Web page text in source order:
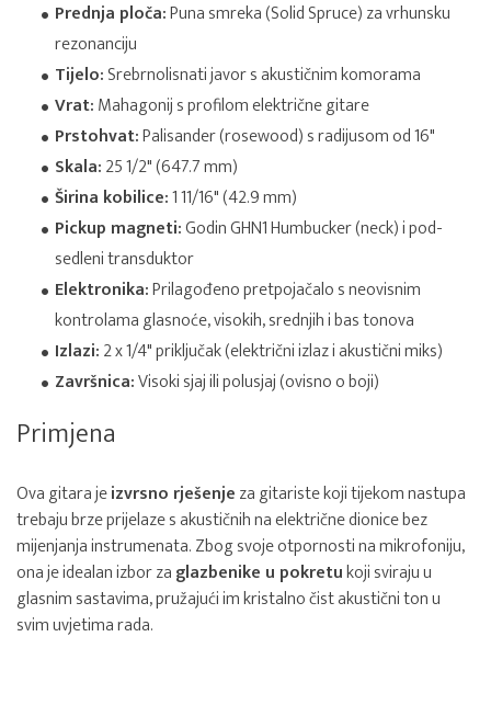
Prednja ploča:Puna smreka (Solid Spruce) za vrhunsku
rezonanciju
Tijelo:Srebrnolisnati javor s akustičnim komorama
Vrat:Mahagonij s profilom električne gitare
Prstohvat:Palisander (rosewood) s radijusom od 16"
Skala:25 1/2" (647.7 mm)
Širina kobilice:1 11/16" (42.9 mm)
Pickup magneti:Godin GHN1 Humbucker (neck) i pod-
sedleni transduktor
Elektronika:Prilagođeno pretpojačalo s neovisnim
kontrolama glasnoće, visokih, srednjih i bas tonova
Izlazi:2 x 1/4" priključak (električni izlaz i akustični miks)
Završnica:Visoki sjaj ili polusjaj (ovisno o boji)
Primjena
Ova gitara jeizvrsno rješenjeza gitariste koji tijekom nastupa
trebaju brze prijelaze s akustičnih na električne dionice bez
mijenjanja instrumenata. Zbog svoje otpornosti na mikrofoniju,
ona je idealan izbor zaglazbenike u pokretukoji sviraju u
glasnim sastavima, pružajući im kristalno čist akustični ton u
svim uvjetima rada.